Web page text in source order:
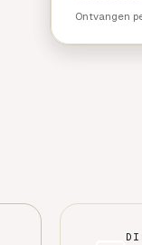
Ontvangen